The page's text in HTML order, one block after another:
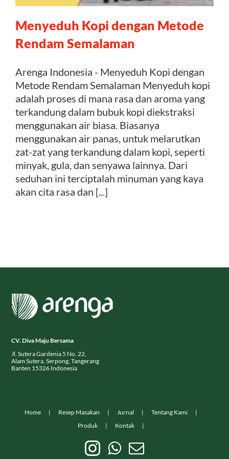
Kontak
Menyeduh Kopi dengan Metode
Rendam Semalaman
Arenga Indonesia - Menyeduh Kopi dengan
Metode Rendam Semalaman Menyeduh kopi
adalah proses di mana rasa dan aroma yang
terkandung dalam bubuk kopi diekstraksi
menggunakan air biasa. Biasanya
menggunakan air panas, untuk melarutkan
zat-zat yang terkandung dalam kopi, seperti
minyak, gula, dan senyawa lainnya. Dari
seduhan ini terciptalah minuman yang kaya
akan cita rasa dan [...]
CV. Diva Maju Bersama
Jl. Sutera Gardenia 5 No. 22,
Alam Sutera, Serpong, Tangerang
Banten 15326 Indonesia
Home Resep Masakan Jurnal
Tentang Kami
Produk
Kontak